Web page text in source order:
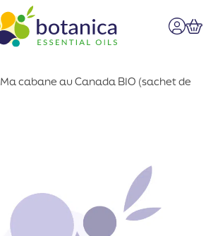
Ma cabane au Canada BIO (sachet de